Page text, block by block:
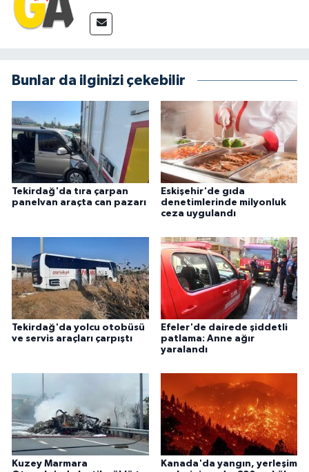
Bunlar da ilginizi çekebilir
Tekirdağ'da tıra çarpan
panelvan araçta can pazarı
Eskişehir'de gıda
denetimlerinde milyonluk
ceza uygulandı
Tekirdağ'da yolcu otobüsü
ve servis araçları çarpıştı
Efeler'de dairede şiddetli
patlama: Anne ağır
yaralandı
Kuzey Marmara
Kanada'da yangın, yerleşim